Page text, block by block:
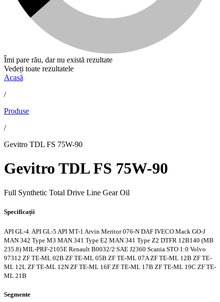
Îmi pare rău, dar nu există rezultate
Vedeți toate rezultatele
Acasă
/
Produse
/
Gevitro TDL FS 75W-90
Gevitro TDL FS 75W-90
Full Synthetic Total Drive Line Gear Oil
Specificații
API GL-4. API GL-5 API MT-1 Arvin Meritor 076-N DAF IVECO Mack GO-J
MAN 342 Type M3 MAN 341 Type E2 MAN 341 Type Z2 DTFR 12B140 (MB
235.8) MIL-PRF-2105E Renault B0032/2 SAE J2360 Scania STO 1:0 Volvo
97312 ZF TE-ML 02B ZF TE-ML 05B ZF TE-ML 07AZF TE-ML 12B ZF TE-
ML 12L ZF TE-ML 12N ZF TE-ML 16F ZF TE-ML 17B ZF TE-ML 19C ZF TE-
ML 21B
Segmente